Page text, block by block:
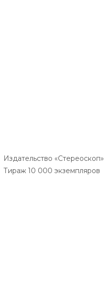
Издательство «Стереоскоп»
Тираж 10 000 экземпляров